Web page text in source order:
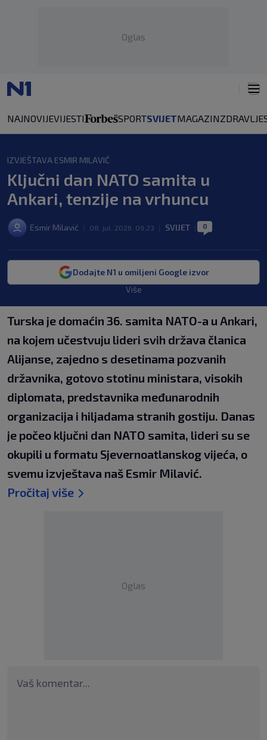
Oglas
NAJNOVIJEVIJESTI SPORTSVIJETMAGAZINZDRAVLJE
IZVJEŠTAVA ESMIR MILAVIĆ
Ključni dan NATO samita u
Ankari, tenzije na vrhuncu
Esmir Milavić 08. jul. 2026. 09:23 SVIJET 0
Dodajte N1 u omiljeni Google izvor
Više
Turska je domaćin 36. samita NATO-a u Ankari,
na kojem učestvuju lideri svih država članica
Alijanse, zajedno s desetinama pozvanih
državnika, gotovo stotinu ministara, visokih
diplomata, predstavnika međunarodnih
organizacija i hiljadama stranih gostiju. Danas
je počeo ključni dan NATO samita, lideri su se
okupili u formatu Sjevernoatlanskog vijeća, o
svemu izvještava naš Esmir Milavić.
Pročitaj više
Oglas